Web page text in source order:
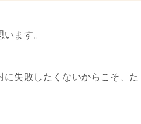
ます。
失敗したくないからこそ、た